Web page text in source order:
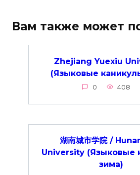
Вам также может
Zhejiang Yuexiu
(Языковые
0 408
湖南城市学院 /
University (Языковые
зима)